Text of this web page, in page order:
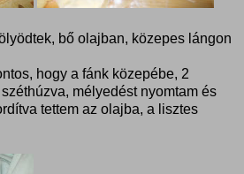
bő olajban, közepes lángon
hogy a fánk közepébe, 2
mélyedést nyomtam és
tettem az olajba, a lisztes